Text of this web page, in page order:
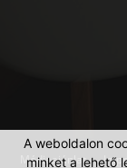
Médiaajánlat
A weboldalon
minket a lehető